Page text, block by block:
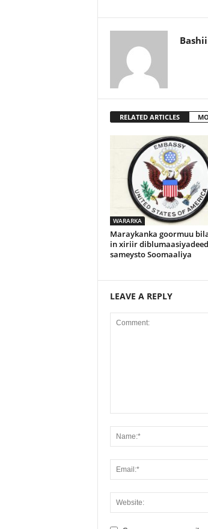
RELATED ARTICLES
WARARKA
Maraykanka goormuu
in xiriir
sameysto Soomaaliya
LEAVE A REPLY